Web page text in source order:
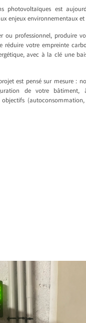
photovoltaïques est
enjeux environnementaux
ou professionnel, produire
réduire votre empreinte
avec à la clé une
est pensé sur mesure :
de votre